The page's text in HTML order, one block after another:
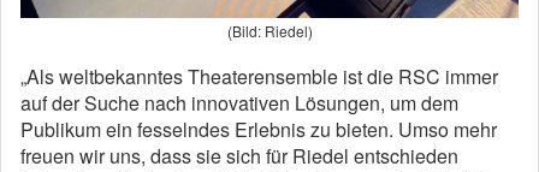
(Bild: Riedel)
„Als weltbekanntes Theaterensemble ist die RSC immer
auf der Suche nach innovativen Lösungen, um dem
Publikum ein fesselndes Erlebnis zu bieten. Umso mehr
freuen wir uns, dass sie sich für Riedel entschieden